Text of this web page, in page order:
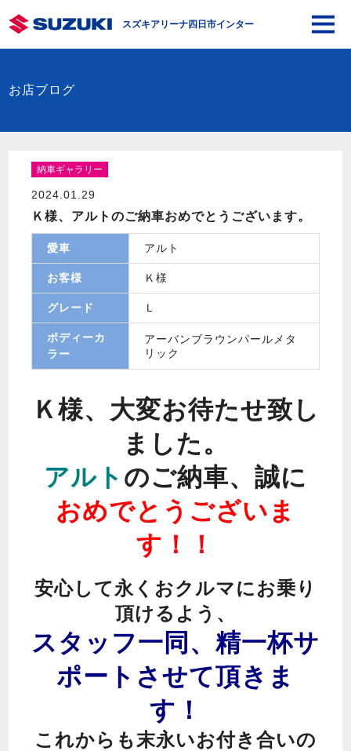
スズキアリーナ四日市インター
お店ブログ
納車ギャラリー
2024.01.29
Ｋ様、アルトのご納車おめでとうございます。
愛車 アルト
お客様 Ｋ様
グレード Ｌ
ボディーカ
ラー
アーバンブラウンパールメタ
リック
Ｋ様、大変お待たせ致し
ました。
アルト のご納車、誠に
おめでとうございま
す！！
安心して永くおクルマにお乗り
頂けるよう、
スタッフ一同、精一杯サ
ポートさせて頂きま
す！
これからも末永いお付き合いの